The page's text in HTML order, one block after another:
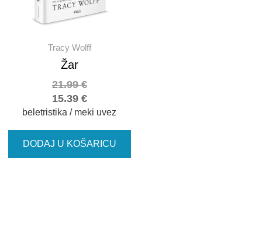
Tracy Wolff
Žar
15.39 €
21.99€
beletristika / meki uvez
DODAJ U KOŠARICU